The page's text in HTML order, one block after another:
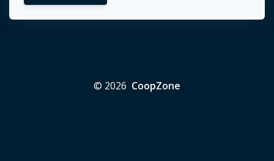
© 2026 CoopZone